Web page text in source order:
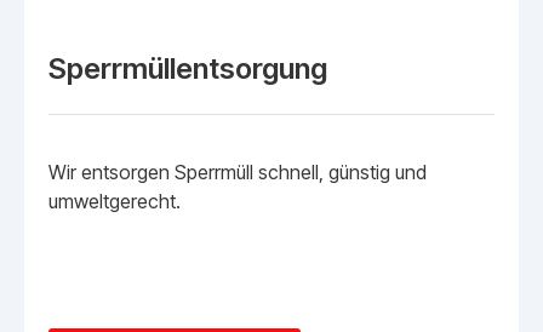
Sperrmüllentsorgung
Wir entsorgen Sperrmüll schnell, günstig und
umweltgerecht.